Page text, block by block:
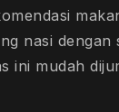
nasi dengan
ini mudah